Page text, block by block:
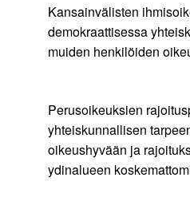
Kansainvälisten
demokraattisessa
muiden henkilöiden
Perusoikeuksien
yhteiskunnallisen
oikeushyvään ja
ydinalueen